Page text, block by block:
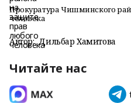
Прокуратура Чишминского
человека
Автор: Дильбар Хамитова
Читайте нас